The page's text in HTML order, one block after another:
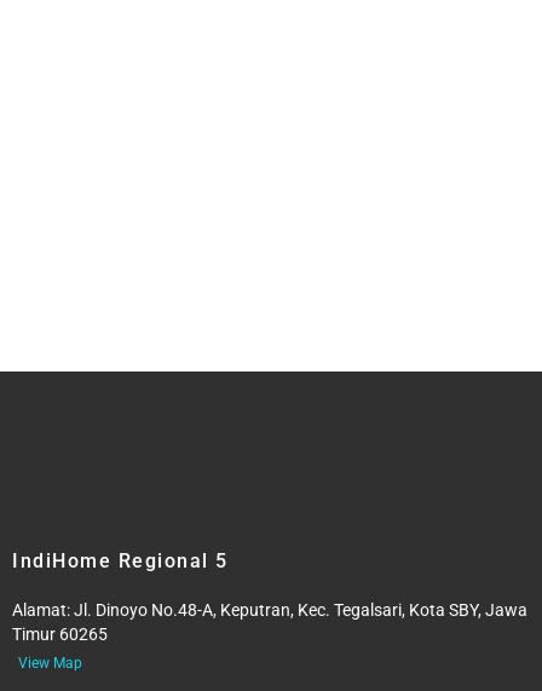
IndiHome Regional 5
Alamat:Jl. Dinoyo No.48-A, Keputran, Kec. Tegalsari, Kota SBY, Jawa
Timur 60265
View Map